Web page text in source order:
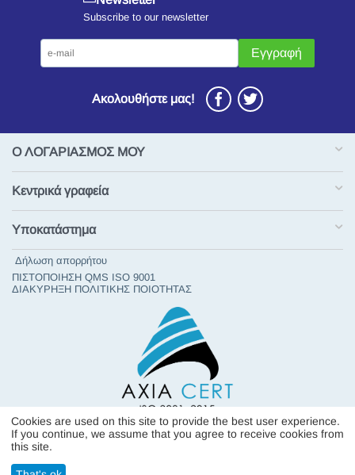
Subscribe to our newsletter
Εγγραφή
Ακολουθήστε μας!
Ο ΛΟΓΑΡΙΑΣΜΟΣ ΜΟΥ
Κεντρικά γραφεία
Υποκατάστημα
Δήλωση απορρήτου
ΠΙΣΤΟΠΟΙΗΣΗ QMS ISO 9001
ΔΙΑΚΥΡΗΞΗ ΠΟΛΙΤΙΚΗΣ ΠΟΙΟΤΗΤΑΣ
Σχετικά με εμάς
Cookies are used on this site to provide the best user experience.
If you continue, we assume that you agree to receive cookies from
this site.